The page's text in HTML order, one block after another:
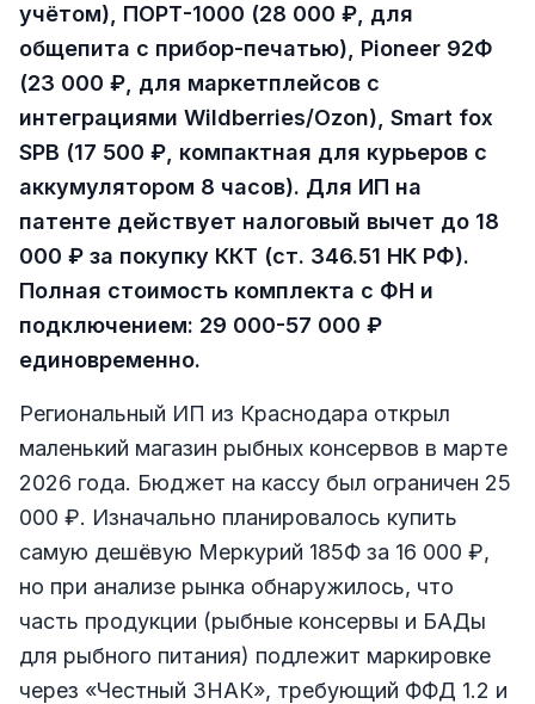
учётом), ПОРТ-1000 (28 000 ₽, для
общепита с прибор-печатью), Pioneer 92Ф
(23 000 ₽, для маркетплейсов с
интеграциями Wildberries/Ozon), Smart fox
SPB (17 500 ₽, компактная для курьеров с
аккумулятором 8 часов). Для ИП на
патенте действует налоговый вычет до 18
000 ₽ за покупку ККТ (ст. 346.51 НК РФ).
Полная стоимость комплекта с ФН и
подключением: 29 000-57 000 ₽
единовременно.
Региональный ИП из Краснодара открыл
маленький магазин рыбных консервов в марте
2026 года. Бюджет на кассу был ограничен 25
000 ₽. Изначально планировалось купить
самую дешёвую Меркурий 185Ф за 16 000 ₽,
но при анализе рынка обнаружилось, что
часть продукции (рыбные консервы и БАДы
для рыбного питания) подлежит маркировке
через «Честный ЗНАК», требующий ФФД 1.2 и